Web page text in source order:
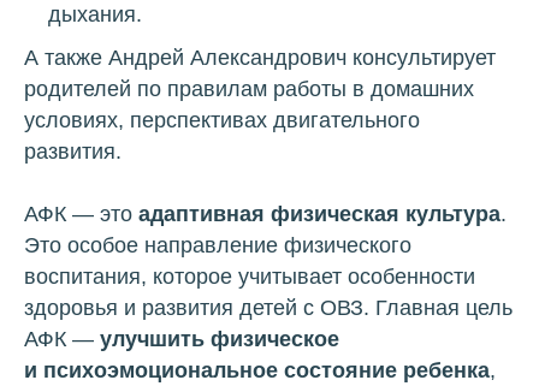
дыхания.
А также Андрей Александрович консультирует
родителей по правилам работы в домашних
условиях, перспективах двигательного
развития.
АФК — это адаптивная физическая культура.
Это особое направление физического
воспитания, которое учитывает особенности
здоровья и развития детей с ОВЗ. Главная цель
АФК — улучшить физическое
и психоэмоциональное состояние ребенка,